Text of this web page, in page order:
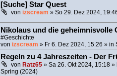
[Suche] Star Quest
von izscream » So 29. Dez 2024,
Nikolaus und die geheimnisvolle
#Geschichte
von izscream » Fr 6. Dez 2024, 15:26 » in
Regeln zu 4 Jahreszeiten - Der
von Ratz65» Sa 26. Okt 2024, 15:18»
Spring (2024)